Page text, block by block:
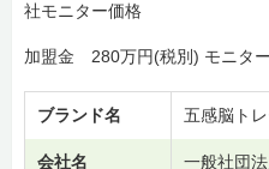
社モニター価格
加盟金 280万円(税別) モニタ
ブランド名 五感脳ト
会社名 一般社団